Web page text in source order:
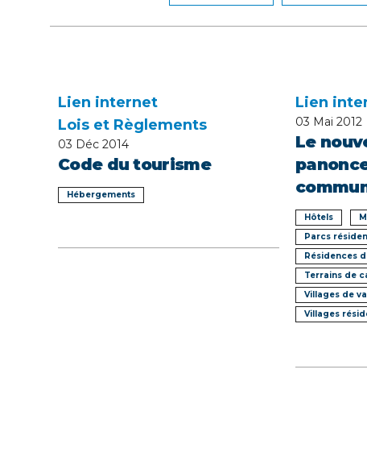
Lien internet
Lois et Règlements
03 Déc 2014
Code du tourisme
Hébergements
Lien
03 Mai 2012
Le
Hôtels
Parcs
Résidences
Terrains de
Villages de
Villages